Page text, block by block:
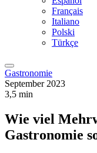
Français
Italiano
Polski
Türkçe
Gastronomie
September 2023
3,5 min
Wie viel
Gastronomie